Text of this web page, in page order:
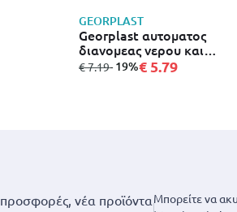
GEORPLAST
Georplast αυτοματος
διανομεας νερου και
τροφης 34x20.5x7cm
από
€ 7.19σε
- 19%€ 5.79
νέα προϊόνταΜπορείτε να